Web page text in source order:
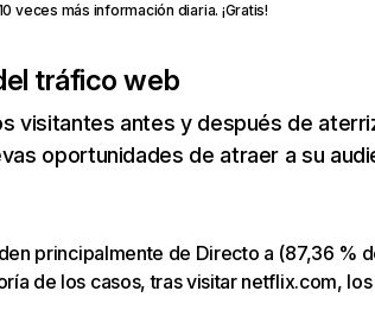
veces más información diaria. ¡Gratis!
tráfico web
visitantes antes y después de
oportunidades de atraer a su
principalmente de Directo a (87,36 %
de los casos, tras visitar netflix.com,